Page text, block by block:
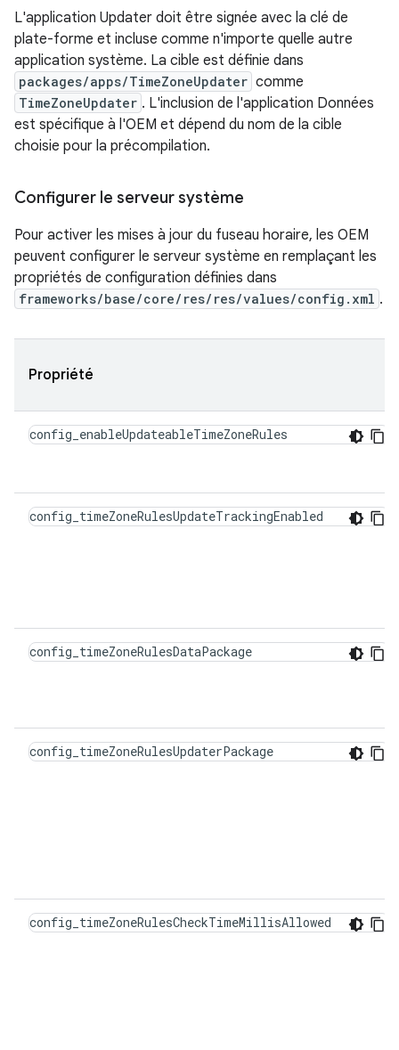
L'application Updater doit être signée avec la clé de
plate-forme et incluse comme n'importe quelle autre
application système. La cible est définie dans
packages/apps/TimeZoneUpdater comme
TimeZoneUpdater . L'inclusion de l'application Données
est spécifique à l'OEM et dépend du nom de la cible
choisie pour la précompilation.
Configurer le serveur système
Pour activer les mises à jour du fuseau horaire, les OEM
peuvent configurer le serveur système en remplaçant les
propriétés de configuration définies dans
frameworks/base/core/res/res/values/config.xml .
Propriété
config_enableUpdateableTimeZoneRules
config_timeZoneRulesUpdateTrackingEnabled
config_timeZoneRulesDataPackage
config_timeZoneRulesUpdaterPackage
config_timeZoneRulesCheckTimeMillisAllowed